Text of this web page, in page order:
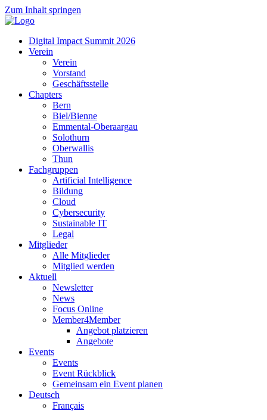
Zum Inhalt springen
Digital Impact Summit 2026
Verein
Verein
Vorstand
Geschäftsstelle
Chapters
Bern
Biel/Bienne
Emmental-Oberaargau
Solothurn
Oberwallis
Thun
Fachgruppen
Artificial Intelligence
Bildung
Cloud
Cybersecurity
Sustainable IT
Legal
Mitglieder
Alle Mitglieder
Mitglied werden
Aktuell
Newsletter
News
Focus Online
Member4Member
Angebot platzieren
Angebote
Events
Events
Event Rückblick
Gemeinsam ein Event planen
Deutsch
Français